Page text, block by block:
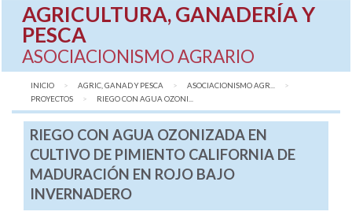
AGRICULTURA, GANADERÍA Y
PESCA
ASOCIACIONISMO AGRARIO
INICIO AGRIC, GANAD Y PESCA
ASOCIACIONISMO AGR...
PROYECTOS
AQUÍ:
RIEGO CON AGUA OZONI...
RIEGO CON AGUA OZONIZADA EN
CULTIVO DE PIMIENTO CALIFORNIA DE
MADURACIÓN EN ROJO BAJO
INVERNADERO